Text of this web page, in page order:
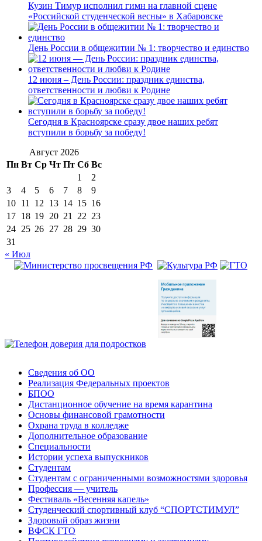
Кузин Тимур исполнил гимн на главной сцене
«Российской студенческой весны» в Хабаровске
День России в общежитии № 1: творчество и единство
12 июня – День России: праздник единства,
ответственности и любви к Родине
Сегодня в Красноярске сразу двое наших ребят
вступили в борьбу за победу!
Август 2026
Пн Вт Ср Чт Пт Сб Вс
1
2
3
4 5 6 7 8
9
10 11 12 13 14 15 16
17 18 19 20 21 22 23
24 25 26 27 28 29 30
31
« Июл
Сведения об ОО
Реализация Федеральных проектов
БПОО
Дистанционное обучение на время карантина
Основы финансовой грамотности
Охрана труда в колледже
Дополнительное образование
Специальности
Истории успеха выпускников
Студентам
Студентам с ограниченными возможностями здоровья
Профессия — учитель
Фестиваль «Весенняя капель»
Студенческий спортивный клуб “СПОРТСТИМУЛ”
Здоровый образ жизни
ВФСК ГТО